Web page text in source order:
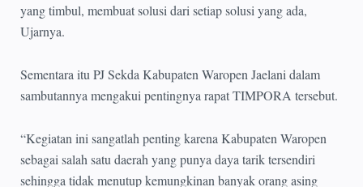
yang timbul, membuat solusi dari setiap solusi yang ada,
Ujarnya.
Sementara itu PJ Sekda Kabupaten Waropen Jaelani dalam
sambutannya mengakui pentingnya rapat TIMPORA tersebut.
“Kegiatan ini sangatlah penting karena Kabupaten Waropen
sebagai salah satu daerah yang punya daya tarik tersendiri
sehingga tidak menutup kemungkinan banyak orang asing